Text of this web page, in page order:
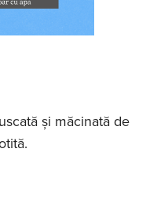
și măcinată de